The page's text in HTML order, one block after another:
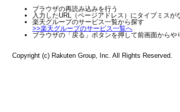
ブラウザの再読み込みを行う
入力したURL（ページアドレス）にタイプミスが
楽天グループのサービス一覧から探す
>>楽天グループのサービス一覧へ
ブラウザの「戻る」ボタンを押して前画面からや
Copyright (c) Rakuten Group, Inc. All Rights Reserved.